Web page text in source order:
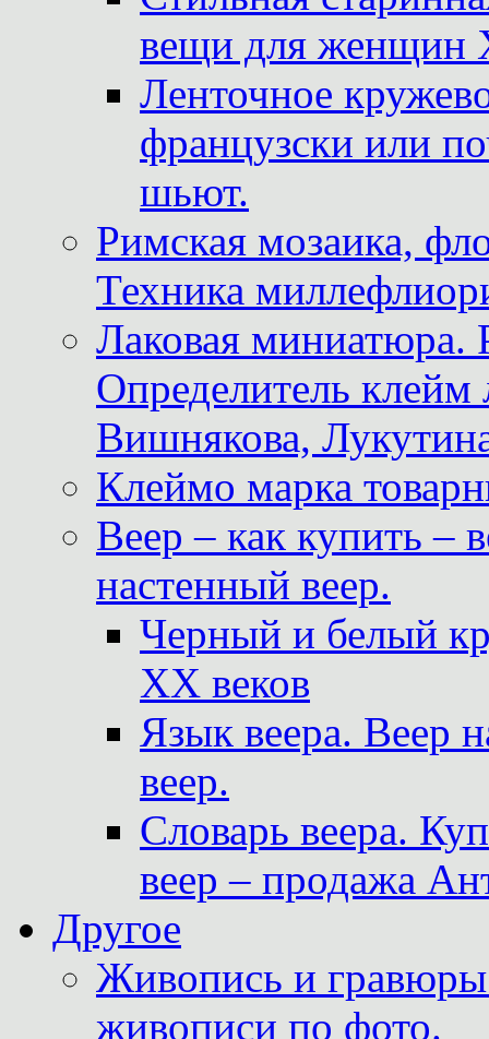
вещи для женщин
Ленточное
французски или
шьют.
Римская мозаика,
Техника
Лаковая миниатюра.
Определитель
Вишнякова,
Клеймо марка
Веер – как купить –
настенный веер.
Черный и белый
XX веков
Язык веера. Веер
веер.
Словарь веера.
веер – продажа
Другое
Живопись и
живописи по фото.